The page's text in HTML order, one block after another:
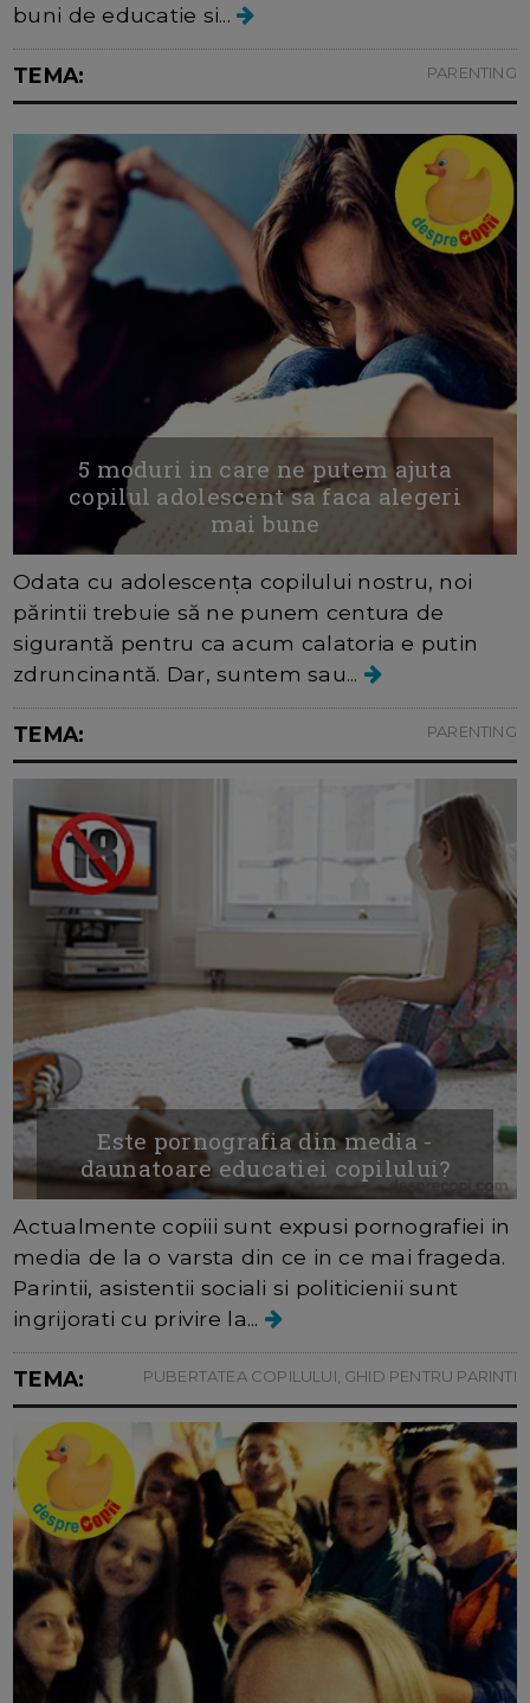
buni de educatie si...
TEMA: PARENTING
5 moduri in care ne putem ajuta
copilul adolescent sa faca alegeri
mai bune
Odata cu adolescența copilului nostru, noi
părintii trebuie să ne punem centura de
sigurantă pentru ca acum calatoria e putin
zdruncinantă. Dar, suntem sau...
TEMA: PARENTING
Este pornografia din media -
daunatoare educatiei copilului?
Actualmente copiii sunt expusi pornografiei in
media de la o varsta din ce in ce mai frageda.
Parintii, asistentii sociali si politicienii sunt
ingrijorati cu privire la...
TEMA: PUBERTATEA COPILULUI, GHID PENTRU PARINTI